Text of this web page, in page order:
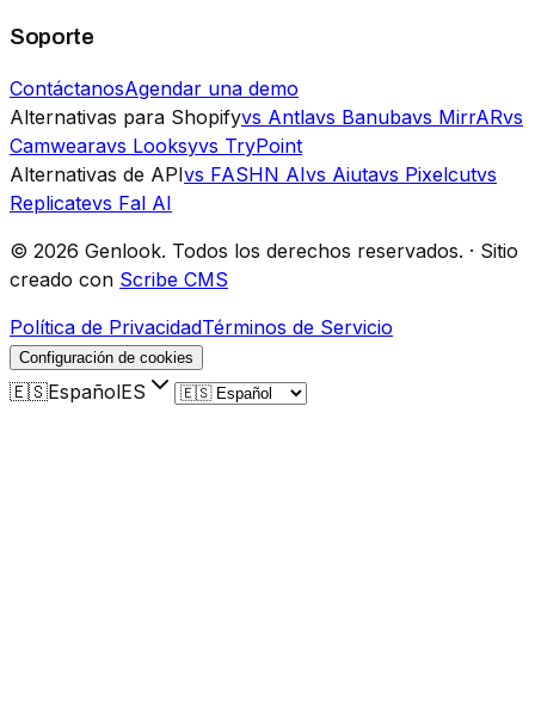
Soporte
ContáctanosAgendar una demo
Alternativas para Shopifyvs Antlavs Banubavs MirrARvs
Camwearavs Looksyvs TryPoint
Alternativas de APIvs FASHN AIvs Aiutavs Pixelcutvs
Replicatevs Fal AI
© 2026 Genlook. Todos los derechos reservados. · Sitio
creado con Scribe CMS
Política de PrivacidadTérminos de Servicio
Configuración de cookies
🇪🇸EspañolES